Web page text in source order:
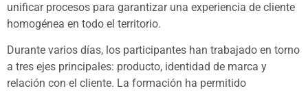
unificar procesos para garantizar una experiencia de cliente
homogénea en todo el territorio.
Durante varios días, los participantes han trabajado en torno
a tres ejes principales: producto, identidad de marca y
relación con el cliente. La formación ha permitido